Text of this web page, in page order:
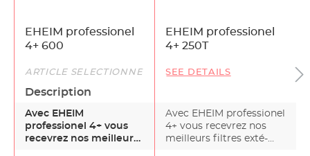
EHEIM professionel
4+ 600
EHEIM professionel
4+ 250T
ARTICLE SÉLECTIONNÉ SEE DETAILS
Description
Avec EHEIM
professionel 4+ vous
recevrez nos meilleurs
Avec EHEIM professionel
4+ vous recevrez nos
meilleurs filtres exté-